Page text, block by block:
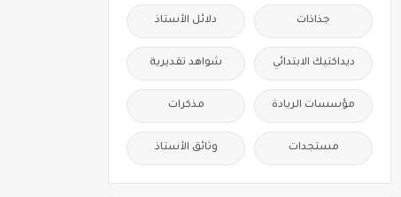
جذاذات دلائل الأستاذ
ديداكتيك الابتدائي شواهد تقديرية
مؤسسات الريادة مذكرات
مستجدات وثائق الأستاذ